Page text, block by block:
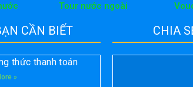
Tour nước ngoài
CẦN BIẾT
thức thanh toán
»
CHIA